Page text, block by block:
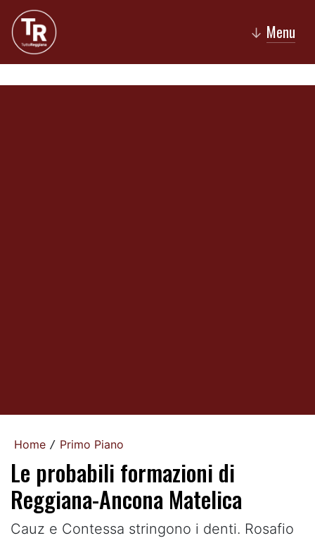
↓ Menu
Home / Primo Piano
Le probabili formazioni di
Reggiana-Ancona Matelica
Cauz e Contessa stringono i denti. Rosafio